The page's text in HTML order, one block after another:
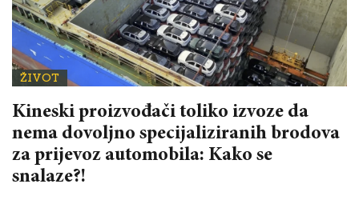
ŽIVOT
Kineski proizvođači toliko izvoze da
nema dovoljno specijaliziranih brodova
za prijevoz automobila: Kako se
snalaze?!